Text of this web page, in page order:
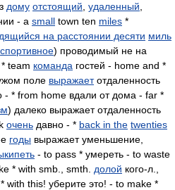
дому отстоящий удаленный
- a small town ten miles *
на расстоянии десяти миль
спортивное) проводимый не на
team команда гостей - home and *
поле выражаетотдаленность
- * from home вдали от дома - far *
) далеко выражает отдаленность
очень давно - * back in the twenties
годы выражает уменьшение,
- to pass * умереть - to waste
* with smb., smth. долой кого-л.,
with this! уберите это! - to make *